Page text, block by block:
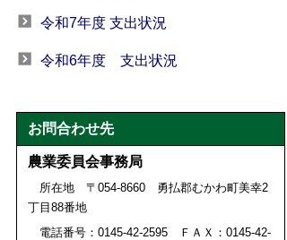
令和7年度 支出状況
令和6年度 支出状況
お問合わせ先
農業委員会事務局
所在地 〒054-8660 勇払郡むかわ町美幸2
丁目88番地
電話番号：0145-42-2595
ＦＡＸ：0145-42-